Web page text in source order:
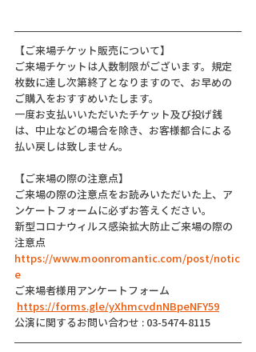
【ご来場チケット販売について】
ご来場チケットは人数制限がございます。規定
枚数に達し次第終了となりますので、お早めの
ご購入をおすすめいたします。
一度お支払いいただいたチケット及び投げ銭
は、中止などの場合を除き、お客様都合による
払い戻しは致しません。
【ご来場の際の注意点】
ご来場の際の注意点をお読みいただいた上、ア
ンケートフォームに必ずお答えください。
新型コロナウィルス感染拡大防止ご来場の際の
注意点
https://www.moonromantic.com/post/notic
e
ご来場者様用アンケートフォーム
https://forms.gle/yXhmcvdnNBpeNFY59
公演に関するお問い合わせ : 03-5474-8115